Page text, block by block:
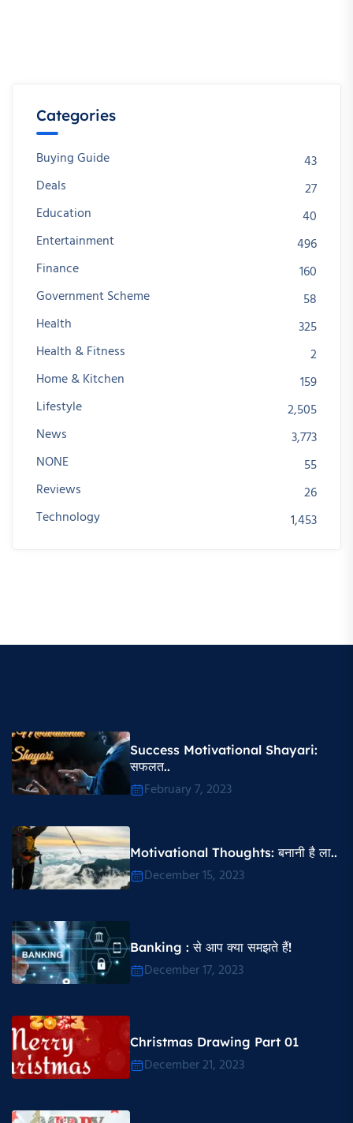
Categories
Buying Guide
43
Deals
27
Education
40
Entertainment
496
Finance
160
Government Scheme
58
Health
325
Health & Fitness
2
Home & Kitchen
159
Lifestyle
2,505
News
3,773
NONE
55
Reviews
26
Technology
1,453
Success Motivational Shayari​:
सफलत..
February 7, 2023
Motivational Thoughts​: बनानी है ला..
December 15, 2023
Banking : से आप क्या समझते हैं!
December 17, 2023
Christmas Drawing Part 01
December 21, 2023